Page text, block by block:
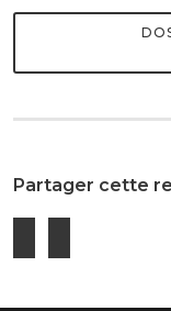
Partager cette